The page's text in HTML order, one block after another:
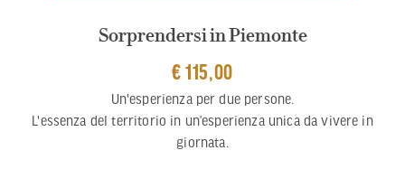
Sorprendersi in Piemonte
€ 115,00
Un'esperienza per due persone.
L'essenza del territorio in un’esperienza unica da vivere in
giornata.